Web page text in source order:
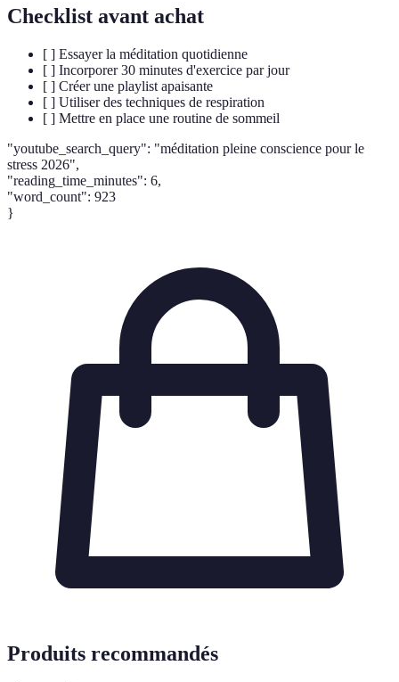
Checklist avant achat
[ ] Essayer la méditation quotidienne
[ ] Incorporer 30 minutes d'exercice par jour
[ ] Créer une playlist apaisante
[ ] Utiliser des techniques de respiration
[ ] Mettre en place une routine de sommeil
"youtube_search_query": "méditation pleine conscience pour le
stress 2026",
"reading_time_minutes": 6,
"word_count": 923
}
Produits recommandés